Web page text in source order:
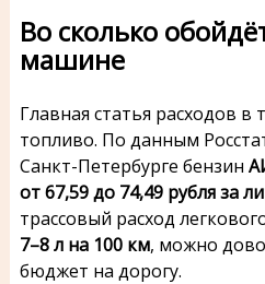
Во сколько
машине
Главная статья расходов
топливо. По данным
Санкт-Петербурге бензин
от 67,59 до 74,49 рубля за
трассовый расход
7–8 л на 100 км, можно
бюджет на дорогу.